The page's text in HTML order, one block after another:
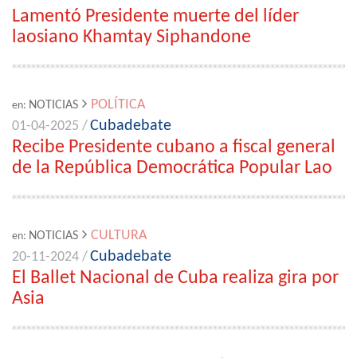
Lamentó Presidente muerte del líder
laosiano Khamtay Siphandone
en: NOTICIAS
POLÍTICA
01-04-2025 /Cubadebate
Recibe Presidente cubano a fiscal general
de la República Democrática Popular Lao
en: NOTICIAS
CULTURA
20-11-2024 /Cubadebate
El Ballet Nacional de Cuba realiza gira por
Asia